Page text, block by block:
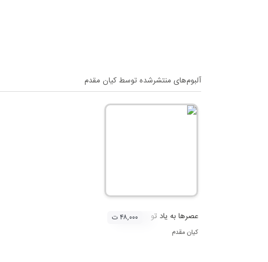
آلبوم‌های منتشرشده توسطکیان مقدم
عصرها به یاد تو
کیان مقدم
۴۸,۰۰۰ ت